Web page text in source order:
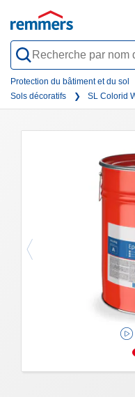
Protection du bâtiment et du sol
Sols décoratifs
SL Colorid